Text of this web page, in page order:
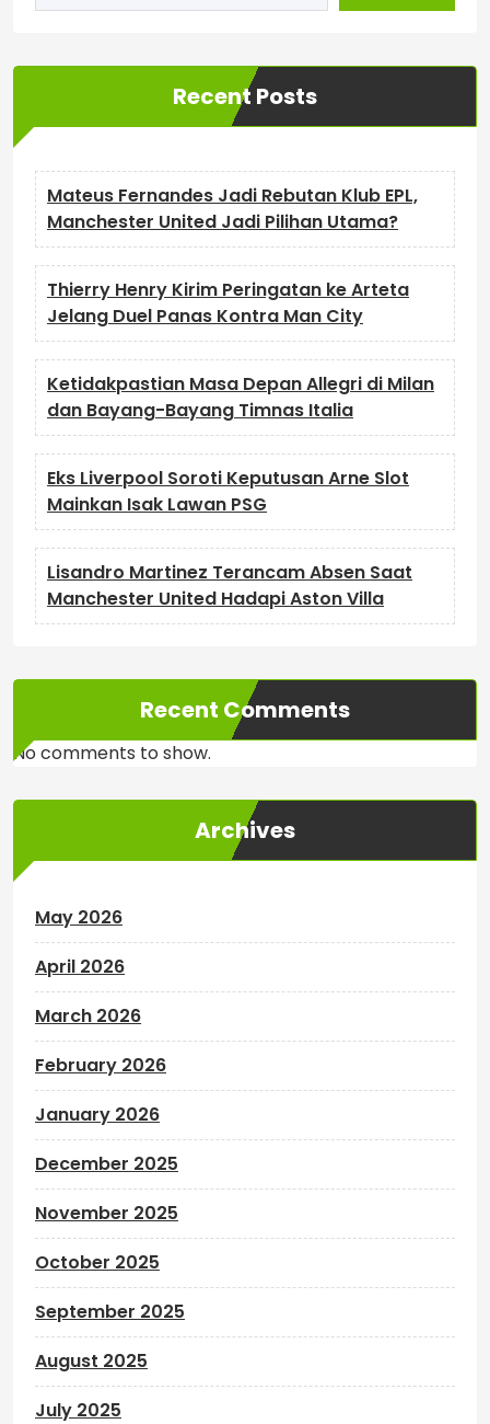
Recent Posts
Mateus Fernandes Jadi Rebutan Klub EPL,
Manchester United Jadi Pilihan Utama?
Thierry Henry Kirim Peringatan ke Arteta
Jelang Duel Panas Kontra Man City
Ketidakpastian Masa Depan Allegri di Milan
dan Bayang-Bayang Timnas Italia
Eks Liverpool Soroti Keputusan Arne Slot
Mainkan Isak Lawan PSG
Lisandro Martinez Terancam Absen Saat
Manchester United Hadapi Aston Villa
Recent Comments
No comments to show.
Archives
May 2026
April 2026
March 2026
February 2026
January 2026
December 2025
November 2025
October 2025
September 2025
August 2025
July 2025